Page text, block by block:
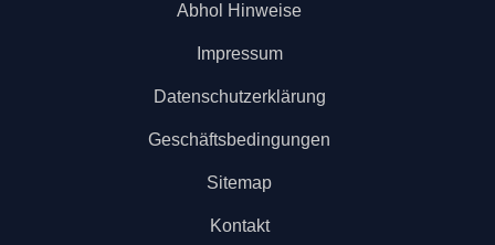
Abhol Hinweise
Impressum
Datenschutzerklärung
Geschäftsbedingungen
Sitemap
Kontakt